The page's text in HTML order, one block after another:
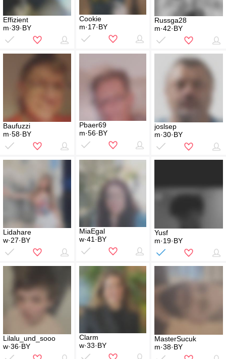
Effizient
m·39·BY
Cookie
m·17·BY
Russga28
m·42·BY
Baufuzzi
m·58·BY
Pbaer69
m·56·BY
joslsep
m·30·BY
Lidahare
w·27·BY
MiaEgal
w·41·BY
Yusf
m·19·BY
Lilalu_und_sooo
w·36·BY
Clarm
w·33·BY
MasterSucuk
m·38·BY